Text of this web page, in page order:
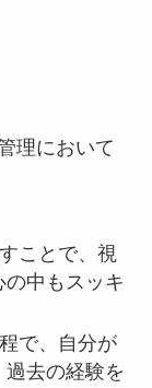
理において
ことで、視
中もスッキ
で、自分が
去の経験を